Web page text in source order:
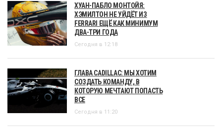
ХУАН-ПАБЛО МОНТОЙЯ:
ХЭМИЛТОН НЕ УЙДЁТ ИЗ
FERRARI ЕЩЁ КАК МИНИМУМ
ДВА-ТРИ ГОДА
Сегодня в 12:18
ГЛАВА CADILLAC: МЫ ХОТИМ
СОЗДАТЬ КОМАНДУ, В
КОТОРУЮ МЕЧТАЮТ ПОПАСТЬ
ВСЕ
Сегодня в 11:20